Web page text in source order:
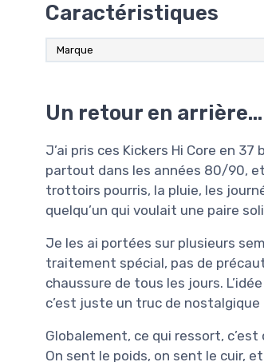
Caractéristiques
Marque
Un retour en
J’ai pris ces Kickers Hi Core en
partout dans les années 80/90,
trottoirs pourris, la pluie, les
quelqu’un qui voulait une paire
Je les ai portées sur plusieurs
traitement spécial, pas de
chaussure de tous les jours.
c’est juste un truc de
Globalement, ce qui ressort,
On sent le poids, on sent le cuir,